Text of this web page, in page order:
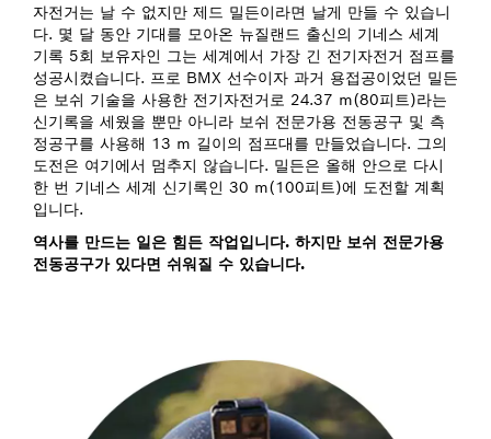
자전거는 날 수 없지만 제드 밀든이라면 날게 만들 수 있습니
다. 몇 달 동안 기대를 모아온 뉴질랜드 출신의 기네스 세계
기록 5회 보유자인 그는 세계에서 가장 긴 전기자전거 점프를
성공시켰습니다. 프로 BMX 선수이자 과거 용접공이었던 밀든
은 보쉬 기술을 사용한 전기자전거로 24.37 m(80피트)라는
신기록을 세웠을 뿐만 아니라 보쉬 전문가용 전동공구 및 측
정공구를 사용해 13 m 길이의 점프대를 만들었습니다. 그의
도전은 여기에서 멈추지 않습니다. 밀든은 올해 안으로 다시
한 번 기네스 세계 신기록인 30 m(100피트)에 도전할 계획
입니다.
역사를 만드는 일은 힘든 작업입니다. 하지만 보쉬 전문가용
전동공구가 있다면 쉬워질 수 있습니다.